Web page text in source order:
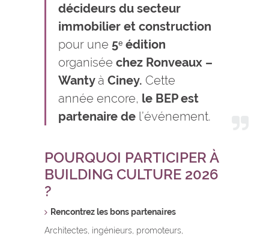
décideurs du secteur
immobilier et construction
pour une 5ᵉ édition
organisée chez Ronveaux –
Wantyà Ciney. Cette
année encore, le BEP est
partenaire de l’événement.
POURQUOI PARTICIPER À
BUILDING CULTURE 2026
?
Rencontrez les bons partenaires
Architectes, ingénieurs, promoteurs,